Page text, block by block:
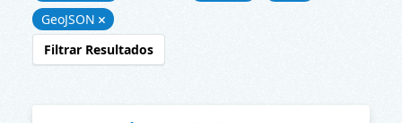
GeoJSON
Filtrar Resultados